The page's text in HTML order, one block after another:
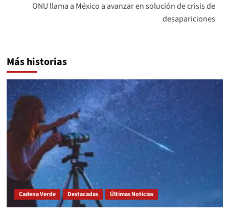
ONU llama a México a avanzar en solución de crisis de
desapariciones
Más historias
Cadena Verde Destacadas Últimas Noticias